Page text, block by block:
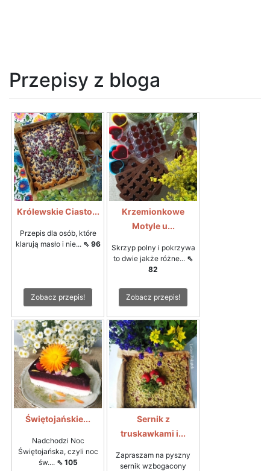
Przepisy z bloga
Królewskie Ciasto...
Przepis dla osób, które
klarują masło i nie... ⇖ 96
Zobacz przepis!
Krzemionkowe
Motyle u...
Skrzyp polny i pokrzywa
to dwie jakże różne... ⇖
82
Zobacz przepis!
Świętojańskie...
Nadchodzi Noc
Świętojańska, czyli noc
św.... ⇖ 105
Sernik z
truskawkami i...
Zapraszam na pyszny
sernik wzbogacony